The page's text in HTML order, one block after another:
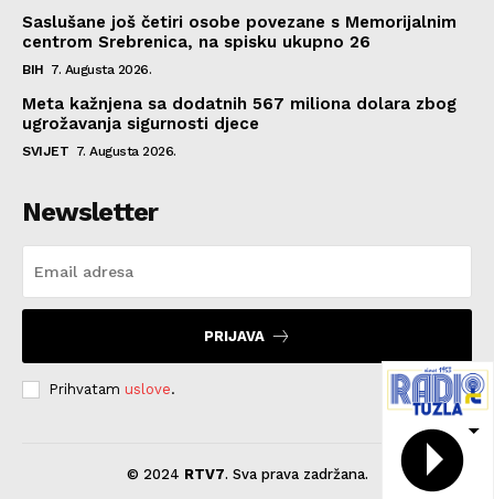
Saslušane još četiri osobe povezane s Memorijalnim
centrom Srebrenica, na spisku ukupno 26
BIH 7. Augusta 2026.
Meta kažnjena sa dodatnih 567 miliona dolara zbog
ugrožavanja sigurnosti djece
SVIJET 7. Augusta 2026.
Newsletter
PRIJAVA
Prihvatam uslove.
© 2024 RTV7. Sva prava zadržana.